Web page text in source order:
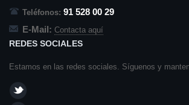
Teléfonos: 91 528 00 29
E-Mail: Contacta aquí
REDES SOCIALES
Estamos en las redes sociales. Síguenos y